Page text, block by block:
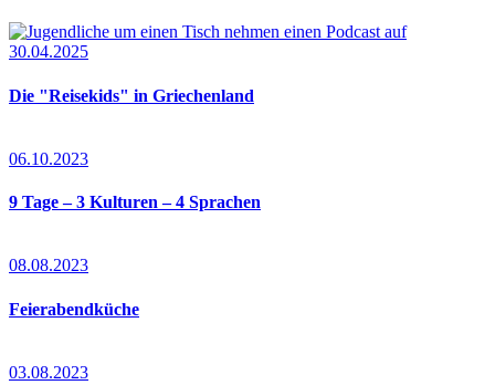
30.04.2025
Die "Reisekids" in Griechenland
06.10.2023
9 Tage – 3 Kulturen – 4 Sprachen
08.08.2023
Feierabendküche
03.08.2023